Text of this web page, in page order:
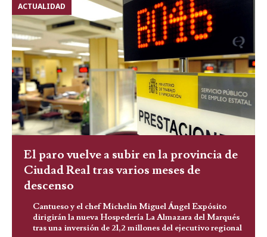
ACTUALIDAD
El paro vuelve a subir en la provincia de
Ciudad Real tras varios meses de
descenso
Cantueso y el chef Michelin Miguel Ángel Expósito
dirigirán la nueva Hospedería La Almazara del Marqués
tras una inversión de 21,2 millones del ejecutivo regional